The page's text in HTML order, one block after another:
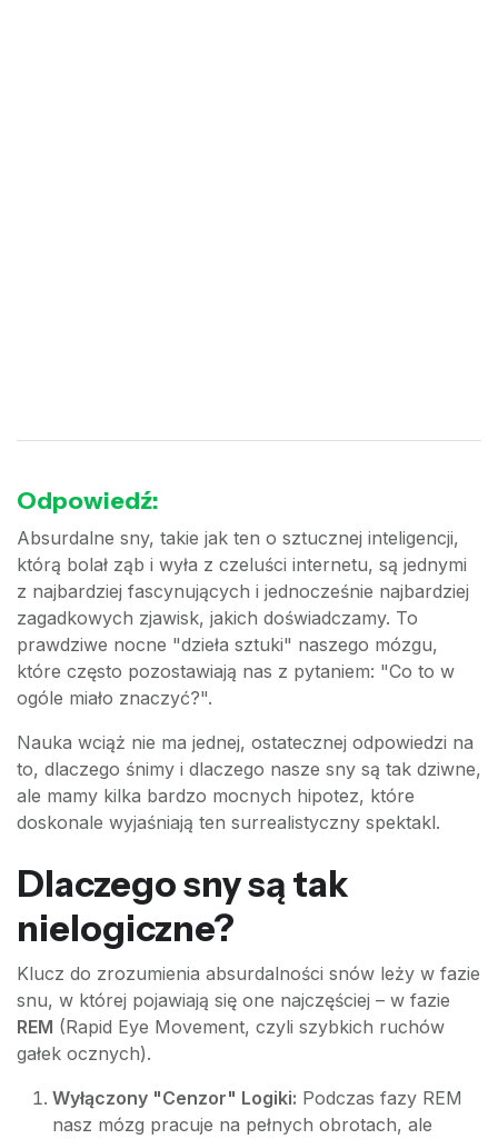
Odpowiedź:
Absurdalne sny, takie jak ten o sztucznej inteligencji,
którą bolał ząb i wyła z czeluści internetu, są jednymi
z najbardziej fascynujących i jednocześnie najbardziej
zagadkowych zjawisk, jakich doświadczamy. To
prawdziwe nocne "dzieła sztuki" naszego mózgu,
które często pozostawiają nas z pytaniem: "Co to w
ogóle miało znaczyć?".
Nauka wciąż nie ma jednej, ostatecznej odpowiedzi na
to, dlaczego śnimy i dlaczego nasze sny są tak dziwne,
ale mamy kilka bardzo mocnych hipotez, które
doskonale wyjaśniają ten surrealistyczny spektakl.
Dlaczego sny są tak
nielogiczne?
Klucz do zrozumienia absurdalności snów leży w fazie
snu, w której pojawiają się one najczęściej – w fazie
REM (Rapid Eye Movement, czyli szybkich ruchów
gałek ocznych).
Wyłączony "Cenzor" Logiki: Podczas fazy REM
nasz mózg pracuje na pełnych obrotach, ale